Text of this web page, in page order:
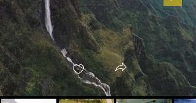
atmosphère chaleureuse. Lors des
chaudes journées d'été, nos clients peuvent
faire un barbecue sur notre terrasse ou
discuter dans l'un des petits refuges de
notre jardin.